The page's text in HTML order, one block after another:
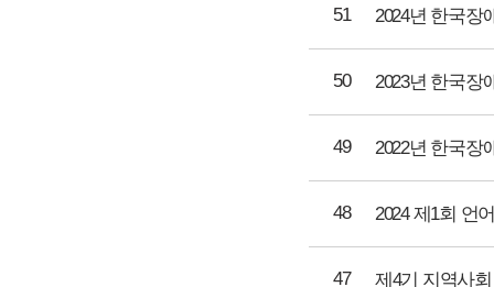
51 2024년 한국장
50 2023년 한국장
49 2022년 한국장
48 2024 제1회 언
47 제4기 지역사